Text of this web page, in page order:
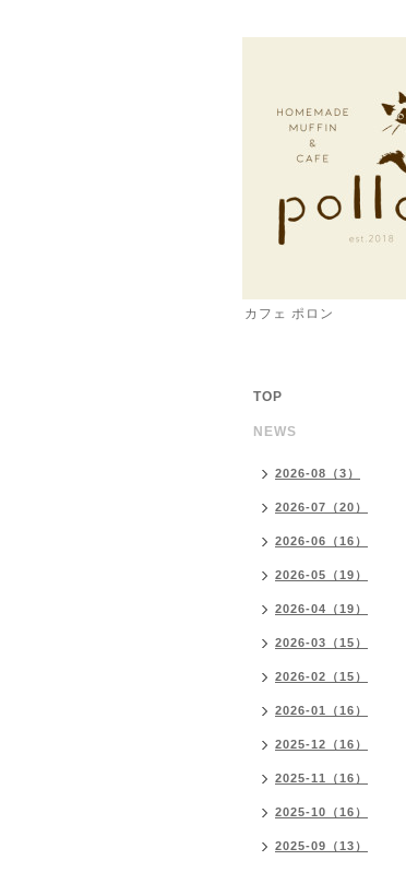
カフェ ポロン
TOP
NEWS
2026-08（3）
2026-07（20）
2026-06（16）
2026-05（19）
2026-04（19）
2026-03（15）
2026-02（15）
2026-01（16）
2025-12（16）
2025-11（16）
2025-10（16）
2025-09（13）